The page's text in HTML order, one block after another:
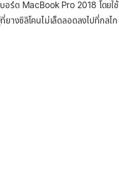
ร์ด MacBook Pro 2018 โดยใช้
างซิลิโคนไม่เล็ดลอดลงไปที่กลไก